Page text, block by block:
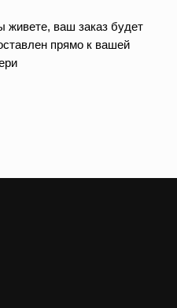
живете, ваш заказ будет
прямо к вашей